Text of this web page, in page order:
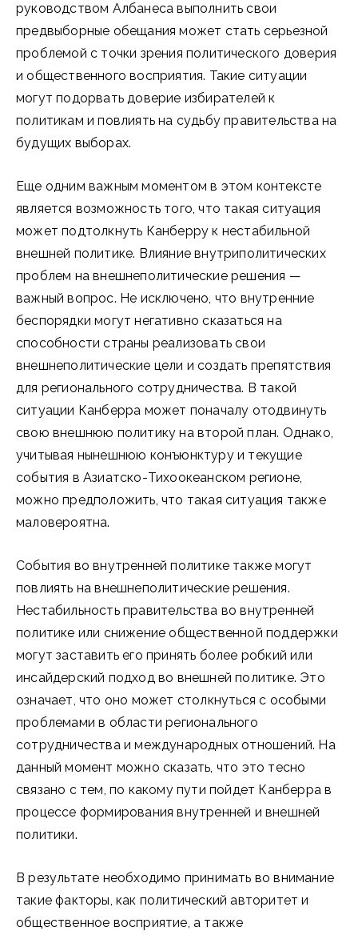
руководством Албанеса выполнить свои
предвыборные обещания может стать серьезной
проблемой с точки зрения политического доверия
и общественного восприятия. Такие ситуации
могут подорвать доверие избирателей к
политикам и повлиять на судьбу правительства на
будущих выборах.
Еще одним важным моментом в этом контексте
является возможность того, что такая ситуация
может подтолкнуть Канберру к нестабильной
внешней политике. Влияние внутриполитических
проблем на внешнеполитические решения —
важный вопрос. Не исключено, что внутренние
беспорядки могут негативно сказаться на
способности страны реализовать свои
внешнеполитические цели и создать препятствия
для регионального сотрудничества. В такой
ситуации Канберра может поначалу отодвинуть
свою внешнюю политику на второй план. Однако,
учитывая нынешнюю конъюнктуру и текущие
события в Азиатско-Тихоокеанском регионе,
можно предположить, что такая ситуация также
маловероятна.
События во внутренней политике также могут
повлиять на внешнеполитические решения.
Нестабильность правительства во внутренней
политике или снижение общественной поддержки
могут заставить его принять более робкий или
инсайдерский подход во внешней политике. Это
означает, что оно может столкнуться с особыми
проблемами в области регионального
сотрудничества и международных отношений. На
данный момент можно сказать, что это тесно
связано с тем, по какому пути пойдет Канберра в
процессе формирования внутренней и внешней
политики.
В результате необходимо принимать во внимание
такие факторы, как политический авторитет и
общественное восприятие, а также